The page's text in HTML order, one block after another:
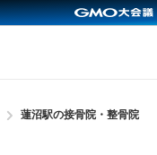
蓮沼駅の接骨院・整骨院